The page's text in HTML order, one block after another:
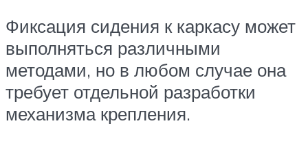
Фиксация сидения к каркасу может
выполняться различными
методами, но в любом случае она
требует отдельной разработки
механизма крепления.